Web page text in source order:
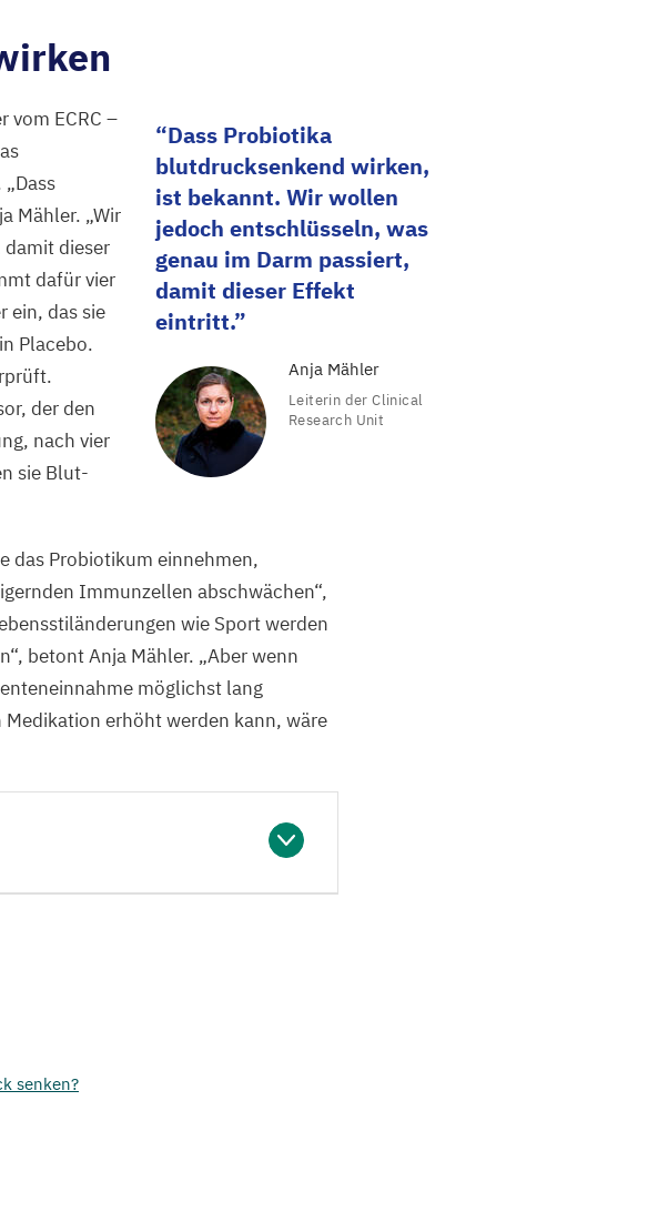
Dass Probiotika
blutdrucksenkend wirken,
ist bekannt. Wir wollen
jedoch entschlüsseln, was
genau im Darm passiert,
damit dieser Effekt
eintritt.
Anja Mähler
Leiterin der Clinical
Research Unit
vom ECRC –
„Dass
Mähler. „Wir
dieser
dafür vier
ein, das sie
Placebo.
der den
nach vier
sie Blut-
das Probiotikum einnehmen,
Immunzellen abschwächen“,
wie Sport werden
betont Anja Mähler. „Aber wenn
möglichst lang
erhöht werden kann, wäre
senken?